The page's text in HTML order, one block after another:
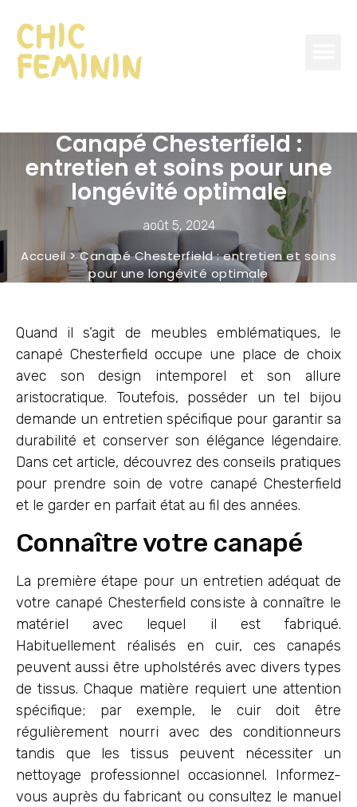
CHIC
FEMININ
Canapé Chesterfield :
entretien et soins pour une
longévité optimale
août 5, 2024
Accueil>Canapé Chesterfield : entretien et soins
pour une longévité optimale
Quand il s’agit de meubles emblématiques, le
canapé Chesterfield occupe une place de choix
avec son design intemporel et son allure
aristocratique. Toutefois, posséder un tel bijou
demande un entretien spécifique pour garantir sa
durabilité et conserver son élégance légendaire.
Dans cet article, découvrez des conseils pratiques
pour prendre soin de votre canapé Chesterfield
et le garder en parfait état au fil des années.
Connaître votre canapé
La première étape pour un entretien adéquat de
votre canapé Chesterfield consiste à connaître le
matériel avec lequel il est fabriqué.
Habituellement réalisés en cuir, ces canapés
peuvent aussi être upholstérés avec divers types
de tissus. Chaque matière requiert une attention
spécifique; par exemple, le cuir doit être
régulièrement nourri avec des conditionneurs
tandis que les tissus peuvent nécessiter un
nettoyage professionnel occasionnel. Informez-
vous auprès du fabricant ou consultez le manuel